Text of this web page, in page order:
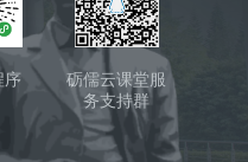
序
砺儒云课堂服
务支持群
（QQ）